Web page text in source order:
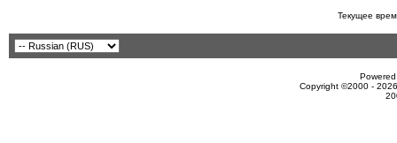
Текущее
Copyright ©2000 -